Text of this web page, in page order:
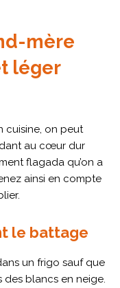
mère
léger
cuisine, on peut
au cœur dur
flagada qu’on a
ainsi en compte
le battage
un frigo sauf que
blancs en neige.